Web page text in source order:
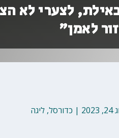
לצערי לא
לאמן"
2023
| כדורסל,ליגה